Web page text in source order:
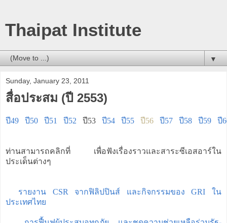
Thaipat Institute
▼
Sunday, January 23, 2011
สื่อประสม (ปี 2553)
ปี49 ปี50 ปี51 ปี52 ปี53 ปี54 ปี55 ปี56 ปี57 ปี58 ปี59 ปี
ท่านสามารถคลิกที่ เพื่อฟังเรื่องราวและสาระซีเอสอาร์ใน
ประเด็นต่างๆ
รายงาน CSR จากฟิลิปปินส์ และกิจกรรมของ GRI ใน
ประเทศไทย